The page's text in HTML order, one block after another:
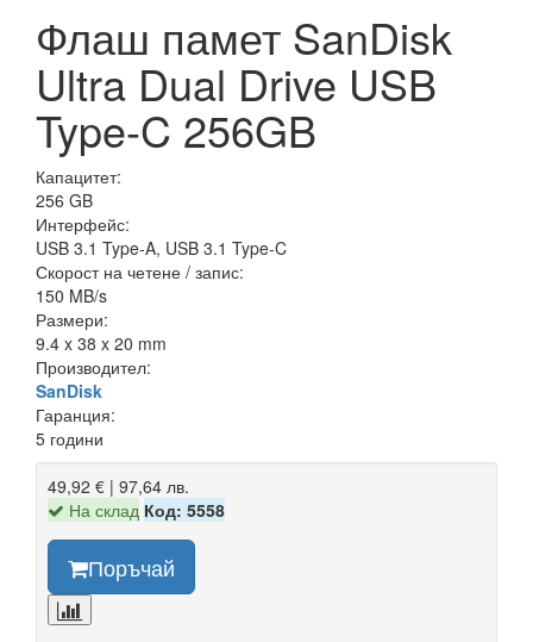
Флаш памет SanDisk
Ultra Dual Drive USB
Type-C 256GB
Капацитет:
256 GB
Интерфейс:
USB 3.1 Type-A, USB 3.1 Type-C
Скорост на четене / запис:
150 MB/s
Размери:
9.4 x 38 x 20 mm
Производител:
SanDisk
Гаранция:
5 години
49,92 € | 97,64 лв.
На склад Код: 5558
Поръчай